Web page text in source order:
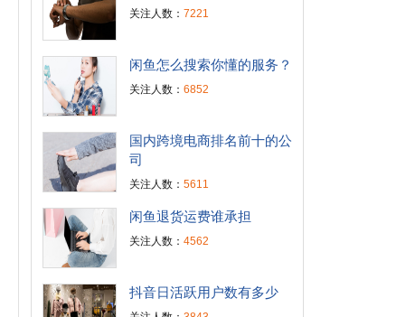
关注人数： 7221
闲鱼怎么搜索你懂的服务？
关注人数： 6852
国内跨境电商排名前十的公
司
关注人数： 5611
闲鱼退货运费谁承担
关注人数： 4562
抖音日活跃用户数有多少